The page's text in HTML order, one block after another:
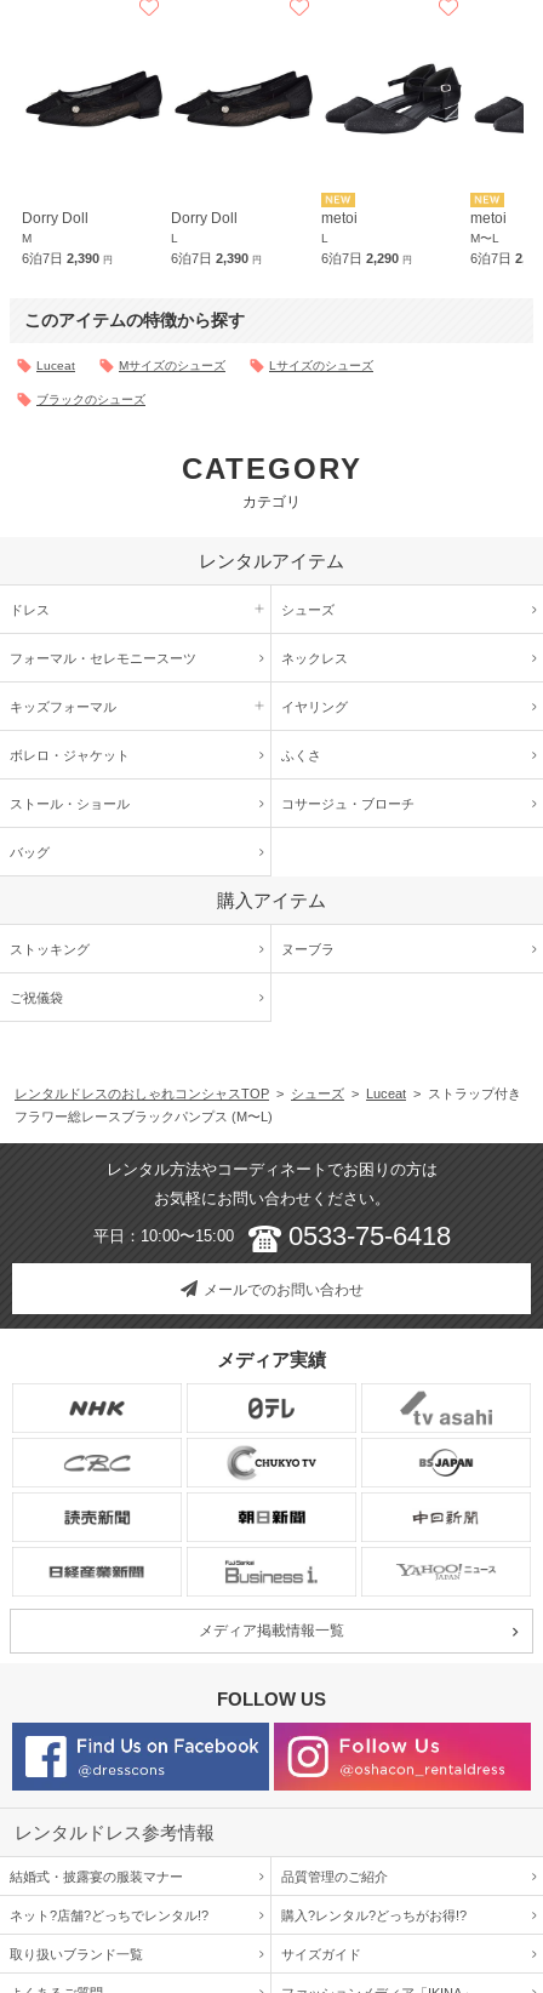
Dorry Doll
M
6泊7日 2,390 円
Dorry Doll
L
6泊7日2,390円
metoi
L
6泊7日 2,290 円
metoi
M〜L
6泊7日
このアイテムの特徴から探す
Luceat Mサイズのシューズ Lサイズのシューズ
ブラックのシューズ
CATEGORY
カテゴリ
レンタルアイテム
ドレス シューズ
フォーマル・ セレモニースーツ ネックレス
キッズフォーマル イヤリング
ボレロ・ジャケット ふくさ
ストール・ショール コサージュ・ ブローチ
バッグ
購入アイテム
ストッキング ヌーブラ
ご祝儀袋
レンタルドレスのおしゃれコンシャスTOP > シューズ > Luceat > ストラップ付き
フラワー総レースブラックパンプス (M〜L)
レンタル方法やコーディネートでお困りの方は
お気軽にお問い合わせください。
平日：10:00〜15:00 0533-75-6418
メールでのお問い合わせ
メディア実績
メディア掲載情報一覧
FOLLOW US
レンタルドレス参考情報
結婚式・披露宴の服装マナー 品質管理のご紹介
ネット?店舗?どっちでレンタル!? 購入?レンタル?どっちがお得!?
取り扱いブランド一覧 サイズガイド